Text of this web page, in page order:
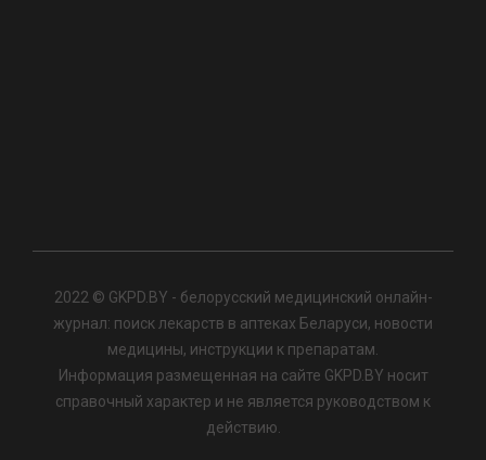
2022 © GKPD.BY - белорусский медицинский онлайн-
журнал: поиск лекарств в аптеках Беларуси, новости
медицины, инструкции к препаратам.
Информация размещенная на сайте GKPD.BY носит
справочный характер и не является руководством к
действию.